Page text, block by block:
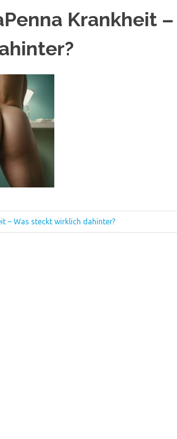
Krankheit
– Was steckt wirklich dahinter?